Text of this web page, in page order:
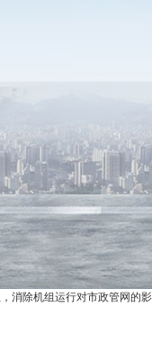
消除机组运行对市政管网的影